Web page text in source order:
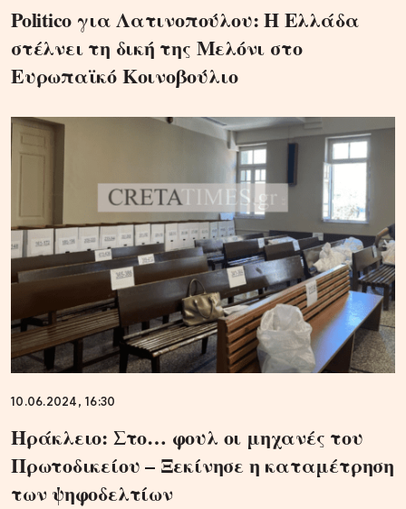
Politico για Λατινοπούλου: Η Ελλάδα
στέλνει τη δική της Μελόνι στο
Ευρωπαϊκό Κοινοβούλιο
10.06.2024, 16:30
Ηράκλειο: Στο… φουλ οι μηχανές του
Πρωτοδικείου – Ξεκίνησε η καταμέτρηση
των ψηφοδελτίων